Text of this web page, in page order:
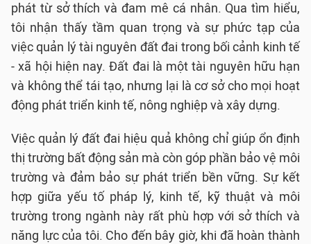
phát từ sở thích và đam mê cá nhân. Qua tìm hiểu,
tôi nhận thấy tầm quan trọng và sự phức tạp của
việc quản lý tài nguyên đất đai trong bối cảnh kinh tế
- xã hội hiện nay. Đất đai là một tài nguyên hữu hạn
và không thể tái tạo, nhưng lại là cơ sở cho mọi hoạt
động phát triển kinh tế, nông nghiệp và xây dựng.
Việc quản lý đất đai hiệu quả không chỉ giúp ổn định
thị trường bất động sản mà còn góp phần bảo vệ môi
trường và đảm bảo sự phát triển bền vững. Sự kết
hợp giữa yếu tố pháp lý, kinh tế, kỹ thuật và môi
trường trong ngành này rất phù hợp với sở thích và
năng lực của tôi. Cho đến bây giờ, khi đã hoàn thành